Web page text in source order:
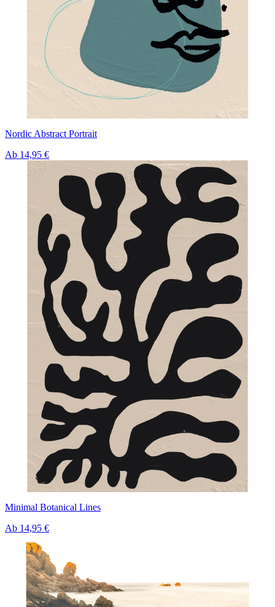
Nordic Abstract Portrait
Ab 14,95 €
Minimal Botanical Lines
Ab 14,95 €